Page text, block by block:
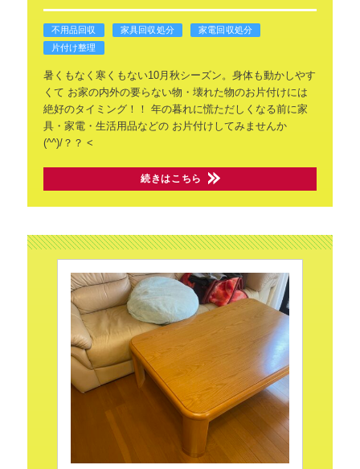
不用品回収 家具回収処分
家電回収処分
片付け整理
暑くもなく寒くもない10月秋シーズン。身体も動かしやす
くて お家の内外の要らない物・壊れた物のお片付けには
絶好のタイミング！！ 年の暮れに慌ただしくなる前に家
具・家電・生活用品などのお片付けしてみませんか
(^^)/？？ <
続きはこちら